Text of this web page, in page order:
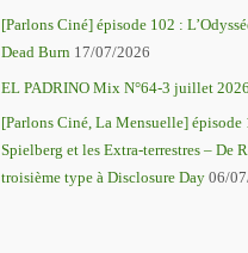
[Parlons Ciné] épisode 102 :
Dead Burn 17/07/2026
EL PADRINO Mix N°64-3 juillet 2026
[Parlons Ciné, La Mensuelle] épisode
Spielberg et les Extra-terrestres – De
troisième type à Disclosure Day 06/